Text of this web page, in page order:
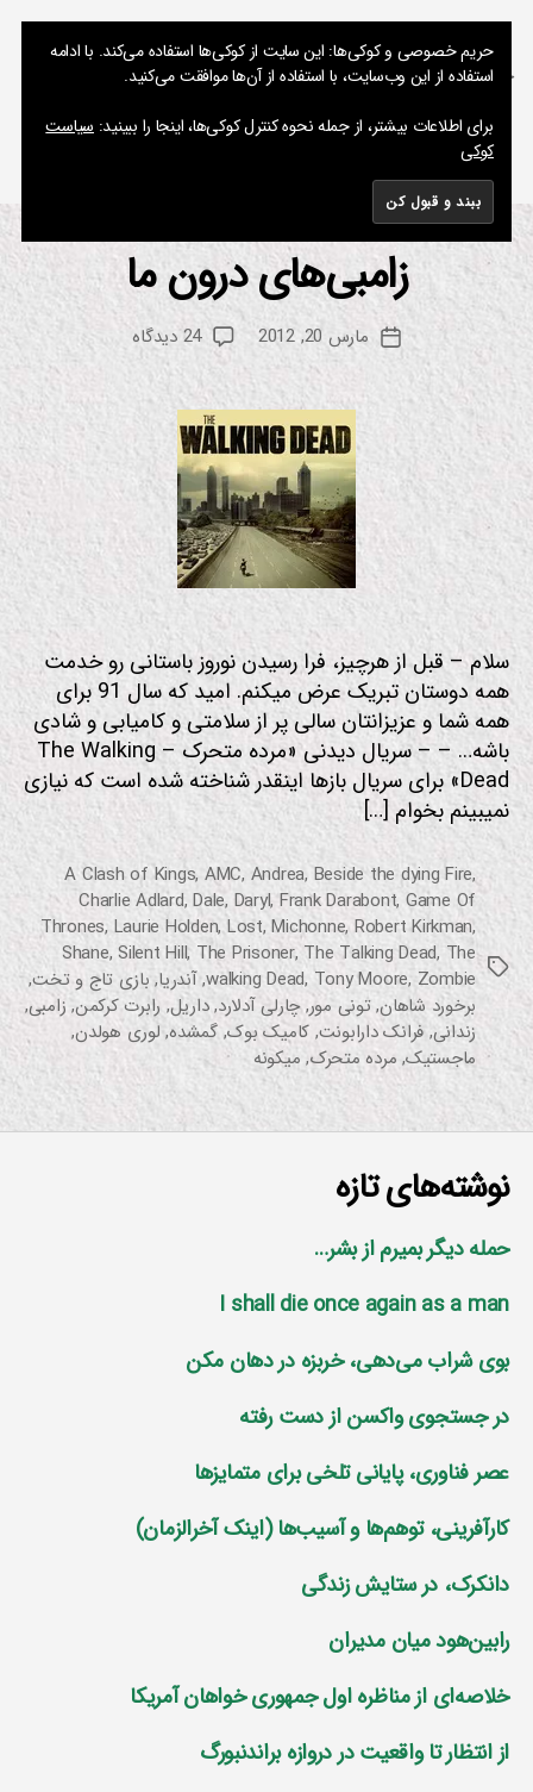
جستجو
نوشته های پراکنده یک مسعود
دسته‌هاس
ل
زامبی‌های درون ما
نویسنده
نوشته
م
س
ع
و
د
تاریخمارس 20, 2012 24 دیدگاه
برای
زامبی‌های
درون
سلام – قبل از هرچیز، فرا رسیدن نوروز باستانی رو خدمت
همه دوستان تبریک عرض میکنم. امید که سال 91 برای
همه شما و عزیزانتان سالی پر از سلامتی و کامیابی و شادی
باشه… – – سریال دیدنی «مرده متحرک – The Walking
Dead» برای سریال بازها اینقدر شناخته شده است که نیازی
نمیبینم بخوام […]
برچسب‌ها
A Clash of Kings, AMC, Andrea, Beside the dying Fire,
Charlie Adlard,Dale, Daryl,Frank Darabont, Game Of
Thrones, Laurie Holden,Lost,Michonne,Robert Kirkman,
Shane,Silent Hill, The Prisoner, The Talking Dead, The
walking Dead, Tony Moore, Zombie
,آندریا,بازی تاج و تخت,
برخورد شاهان,تونی مور,چارلی آدلارد,داریل, رابرت کرکمن, زامبی,
زندانی, فرانک دارابونت, کامیک بوک,گمشده, لوری هولدن,
ماجستیک, مرده متحرک, میکونه
نوشته‌های تازه
حمله دیگر بمیرم از بشر…
I shall die once again as a man
بوی شراب می‌دهی، خربزه در دهان مکن
در جستجوی واکسن از دست رفته
عصر فناوری، پایانی تلخی برای متمایز‌ها
کارآفرینی، توهم‌ها و آسیب‌ها (اینک آخرالزمان)
دانکرک، در ستایش زندگی
رابین‌هود میان مدیران
خلاصه‌ای از مناظره اول جمهوری خواهان آمریکا
از انتظار تا واقعیت در دروازه براندنبورگ
حریم خصوصی و کوکی‌ها: این سایت از کوکی‌ها استفاده می‌کند. با ادامه
استفاده از این وب‌سایت، با استفاده از آن‌ها موافقت می‌کنید.
برای اطلاعات بیشتر، از جمله نحوه کنترل کوکی‌ها، اینجا را ببینید: سیاست
کوکی